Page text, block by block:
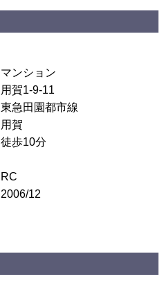
マンション
用賀1-9-11
東急田園都市線
用賀
徒歩10分
RC
2006/12